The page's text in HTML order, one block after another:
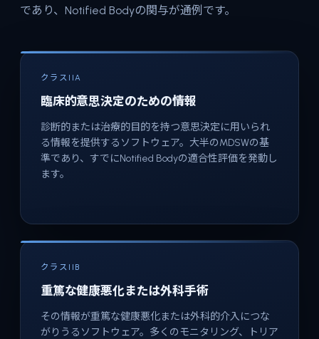
であり、Notified Bodyの関与が通例です。
クラスIIA
臨床的意思決定のための情報
診断的または治療的目的を持つ意思決定に用いられ
る情報を提供するソフトウェア。大半のMDSWの基
準であり、すでにNotified Bodyの適合性評価を発動し
ます。
クラスIIB
重篤な健康悪化または外科手術
その情報が重篤な健康悪化または外科的介入につな
がりうるソフトウェア。多くのモニタリング、トリア